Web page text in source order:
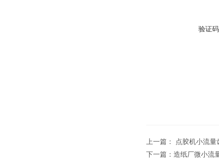
验证
上一篇：
点胶机小流量
下一篇： 造纸厂微小流